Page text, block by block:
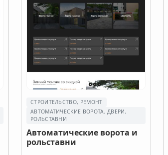
СТРОИТЕЛЬСТВО, РЕМОНТ
АВТОМАТИЧЕСКИЕ ВОРОТА, ДВЕРИ,
РОЛЬСТАВНИ
Автоматические ворота и
рольставни